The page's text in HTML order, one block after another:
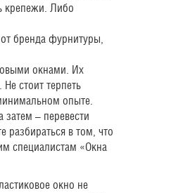
крепежи. Либо
бренда фурнитуры,
окнами. Их
стоит терпеть
опыте.
затем – перевести
разбираться в том, что
специалистам «Окна
окно не